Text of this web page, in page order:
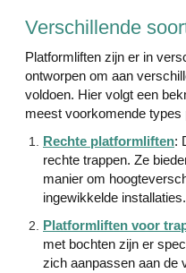
Verschillende
Platformliften zijn er in
ontworpen om aan
voldoen. Hier volgt een
meest voorkomende types
Rechte platformliften:
rechte trappen. Ze
manier om
ingewikkelde installaties.
Platformliften voor
met bochten zijn er
zich aanpassen aan de